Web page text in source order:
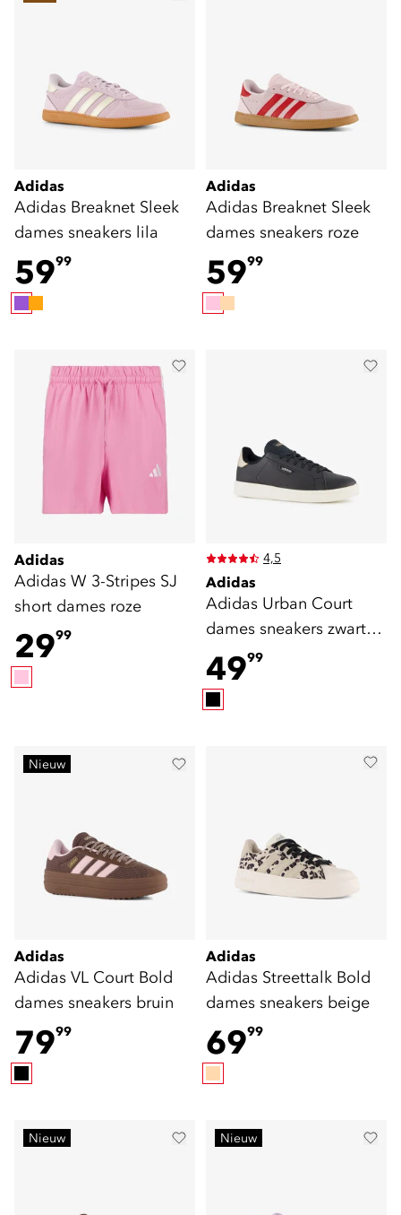
Adidas
Adidas Breaknet Sleek
dames sneakers lila
5999
Adidas
Adidas Breaknet Sleek
dames sneakers roze
5999
Adidas
Adidas W 3-Stripes SJ
short dames roze
2999
4,5
Adidas
Adidas Urban Court
dames sneakers zwart
wit
4999
Nieuw
Adidas
Adidas VL Court Bold
dames sneakers bruin
7999
Adidas
Adidas Streettalk Bold
dames sneakers beige
6999
Nieuw Nieuw